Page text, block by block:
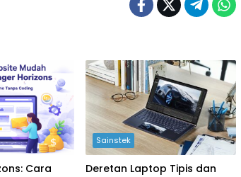
Cara
Sainstek
Deretan Laptop Tipis dan